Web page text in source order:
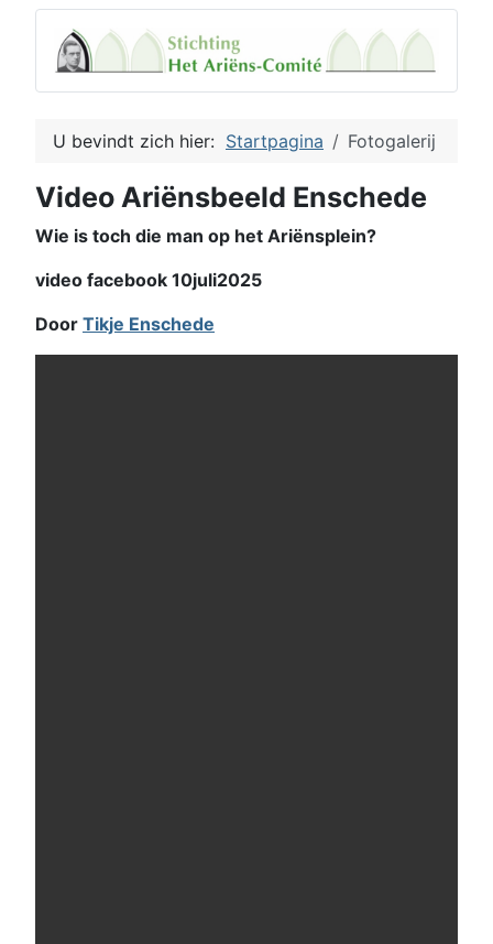
U bevindt zich hier: Startpagina Fotogalerij
Video Ariënsbeeld Enschede
Wie is toch die man op het Ariënsplein?
video facebook 10juli2025
Door Tikje Enschede